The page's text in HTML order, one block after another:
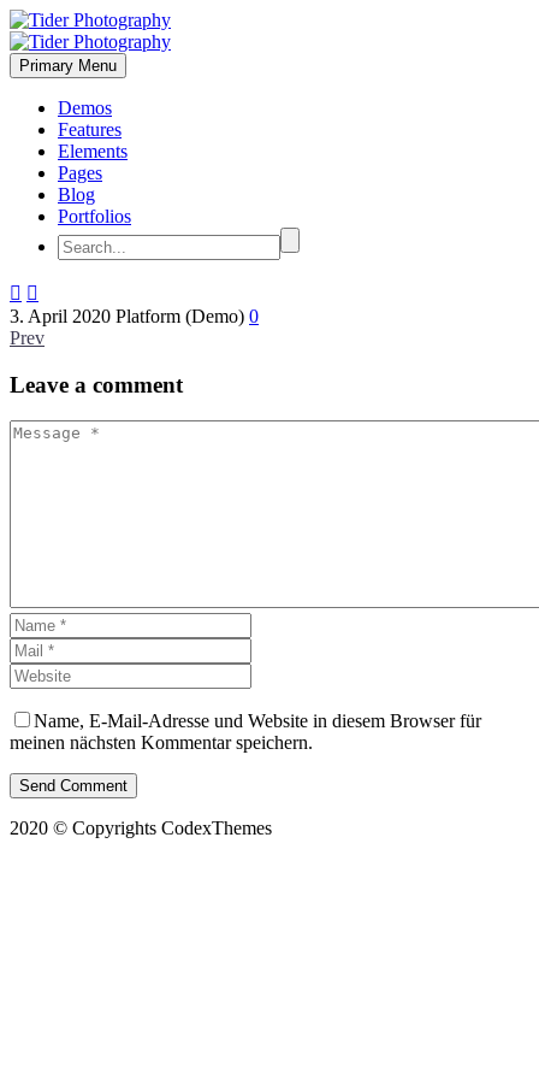
Primary Menu
Demos
Features
Elements
Pages
Blog
Portfolios
 
3. April 2020 Platform (Demo) 0
Prev
Leave a comment
Name, E-Mail-Adresse und Website in diesem Browser für
meinen nächsten Kommentar speichern.
Send Comment
2020 © Copyrights CodexThemes